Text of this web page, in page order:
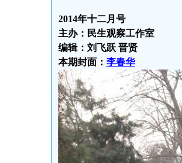
2014年十二月号
主办：民生观察工作室
编辑：刘飞跃 晋贤
本期封面： 李春华